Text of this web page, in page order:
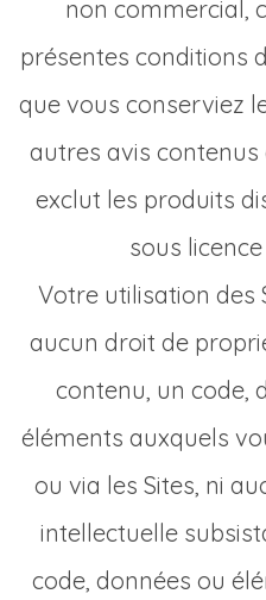
non commercial,
présentes conditions
que vous conserviez
autres avis contenus
exclut les produits
sous
Votre utilisation des
aucun droit de
contenu, un code,
éléments auxquels
ou via les Sites, ni
intellectuelle
code, données ou